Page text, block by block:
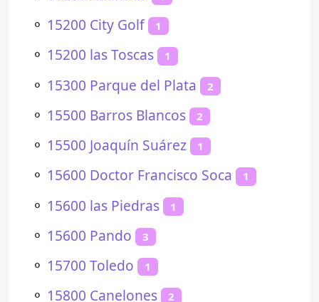
⚬ 15200 City Golf 1
⚬ 15200 las Toscas 1
⚬ 15300 Parque del Plata 2
⚬ 15500 Barros Blancos 2
⚬ 15500 Joaquín Suárez 1
⚬ 15600 Doctor Francisco Soca 1
⚬ 15600 las Piedras 1
⚬ 15600 Pando 3
⚬ 15700 Toledo 1
⚬ 15800 Canelones 2